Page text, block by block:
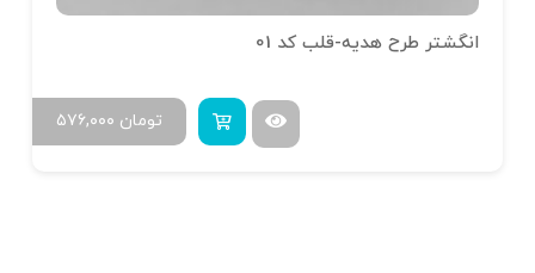
انگشتر طرح هدیه-قلب کد 01
۵۷۶,۰۰۰ تومان